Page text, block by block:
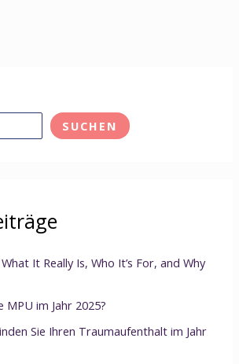
SUCHEN
It Really Is, Who It’s For, and Why
MPU im Jahr 2025?
Sie Ihren Traumaufenthalt im Jahr